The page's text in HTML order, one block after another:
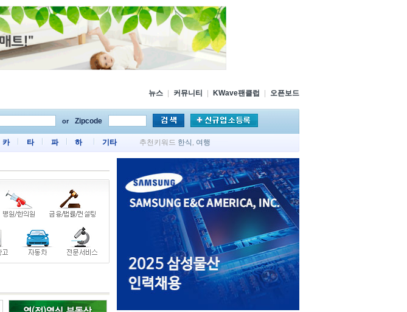
뉴스 커뮤니티 KWave팬클럽 오픈보드
or Zipcode
카 타 파 하 기타 추천키워드 한식 , 여행